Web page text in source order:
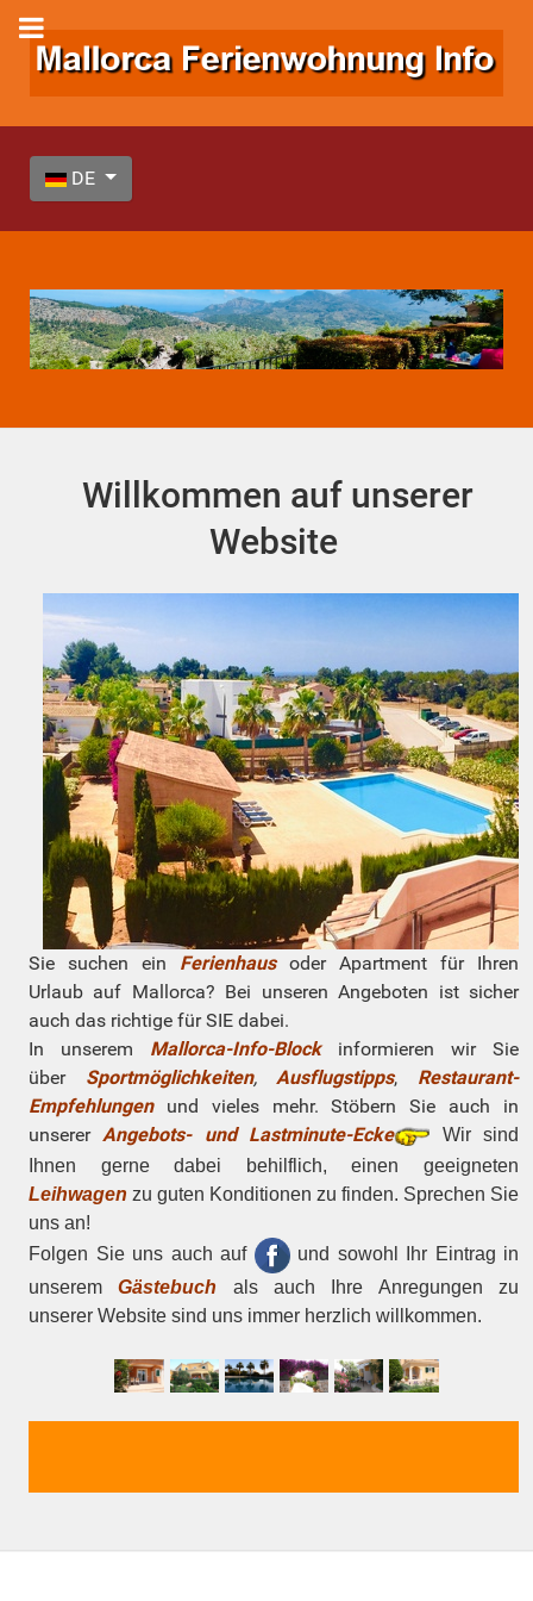
Sprache auswählen
DE
Willkommen auf unserer
Website
Sie suchen ein Ferienhausoder Apartment für Ihren
Urlaub auf Mallorca? Bei unseren Angeboten ist sicher
auch das richtige für SIE dabei.
In unserem Mallorca-Info-Blockinformieren wir Sie
über Sportmöglichkeiten, Ausflugstipps, Restaurant-
Empfehlungenund vieles mehr. Stöbern Sie auch in
unsererAngebots- und Lastminute-Ecke
Wir sind
Ihnen gerne dabei behilflich, einen geeigneten
Leihwagen zu guten Konditionen zu finden. Sprechen Sie
uns an!
Folgen Sie uns auch auf
und sowohl Ihr Eintrag in
unseremGästebuch als auch Ihre Anregungen zu
unserer Website sind uns immer herzlich willkommen.